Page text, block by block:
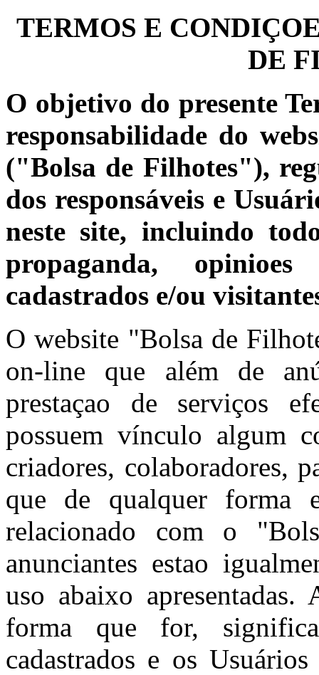
TERMOS E
DE
O objetivo do presente
responsabilidade do
("Bolsa de Filhotes"),
dos responsáveis e
neste site, incluindo
propaganda,
cadastrados e/ou
O website "Bolsa de
on-line que além de
prestaçao de serviços
possuem vínculo algum
criadores, colaboradores,
que de qualquer forma
relacionado com o
anunciantes estao
uso abaixo
forma que for,
cadastrados e os